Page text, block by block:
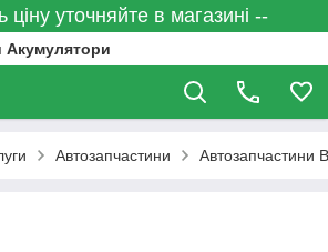
ціну уточняйте в магазині --
Акумулятори
Автозапчастини Автозапчастини